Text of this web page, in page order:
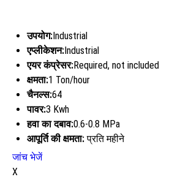
उपयोग:Industrial
एप्लीकेशन:Industrial
एयर कंप्रेसर:Required, not included
क्षमता:1 Ton/hour
चैनल्स:64
पावर:3 Kwh
हवा का दबाव:0.6-0.8 MPa
आपूर्ति की क्षमता:प्रति महीने
जांच भेजें
X